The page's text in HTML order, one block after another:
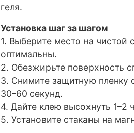
геля.
Установка шаг за шагом
1. Выберите место на чистой
оптимальны.
2. Обезжирьте поверхность
3. Снимите защитную пленку
30–60 секунд.
4. Дайте клею высохнуть 1–2
5. Установите стаканы на